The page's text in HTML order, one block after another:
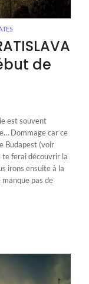
de
est souvent
Dommage car ce
Budapest (voir
te ferai découvrir la
irons ensuite à la
pas de